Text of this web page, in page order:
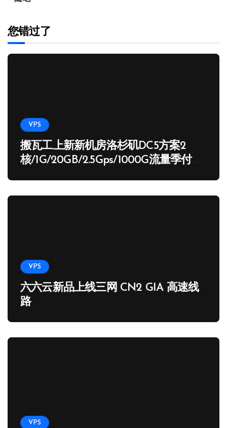
您错过了
VPS
搬瓦工上新新机房洛杉矶DC5方案2
核/1G/20GB/2.5Gps/1000G流量季付
VPS
六六云新品上线三网 CN2 GIA 高速线
路
VPS